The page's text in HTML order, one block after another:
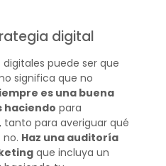
digital
puede ser que
significa que no
es una buena
haciendo para
para averiguar qué
Haz una auditoría
que incluya un